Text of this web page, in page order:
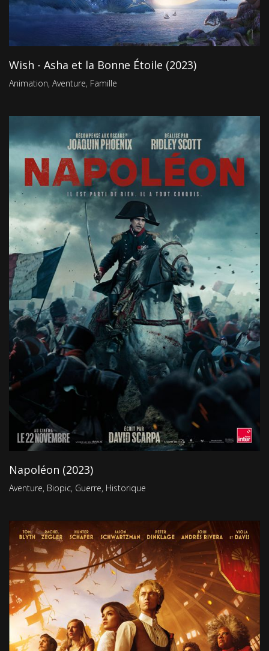
Wish - Asha et la Bonne Étoile (2023)
Animation, Aventure, Famille
Napoléon (2023)
Aventure, Biopic, Guerre, Historique